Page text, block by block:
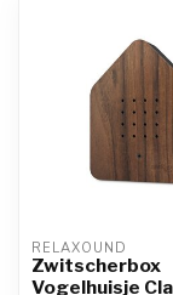
RELAXOUND
Zwitscherbox
Vogelhuisje